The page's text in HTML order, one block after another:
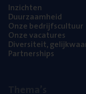
Inzich­ten
Duur­zaam­heid
Onze bedrijfs­cul­tuur
Onze vaca­tu­res
Diver­si­teit,
Part­ner­ships